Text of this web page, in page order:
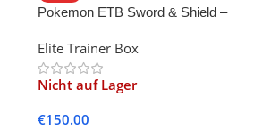
Pokemon ETB Sword & Shield –
Elite Trainer Box
Nicht auf Lager
€150.00